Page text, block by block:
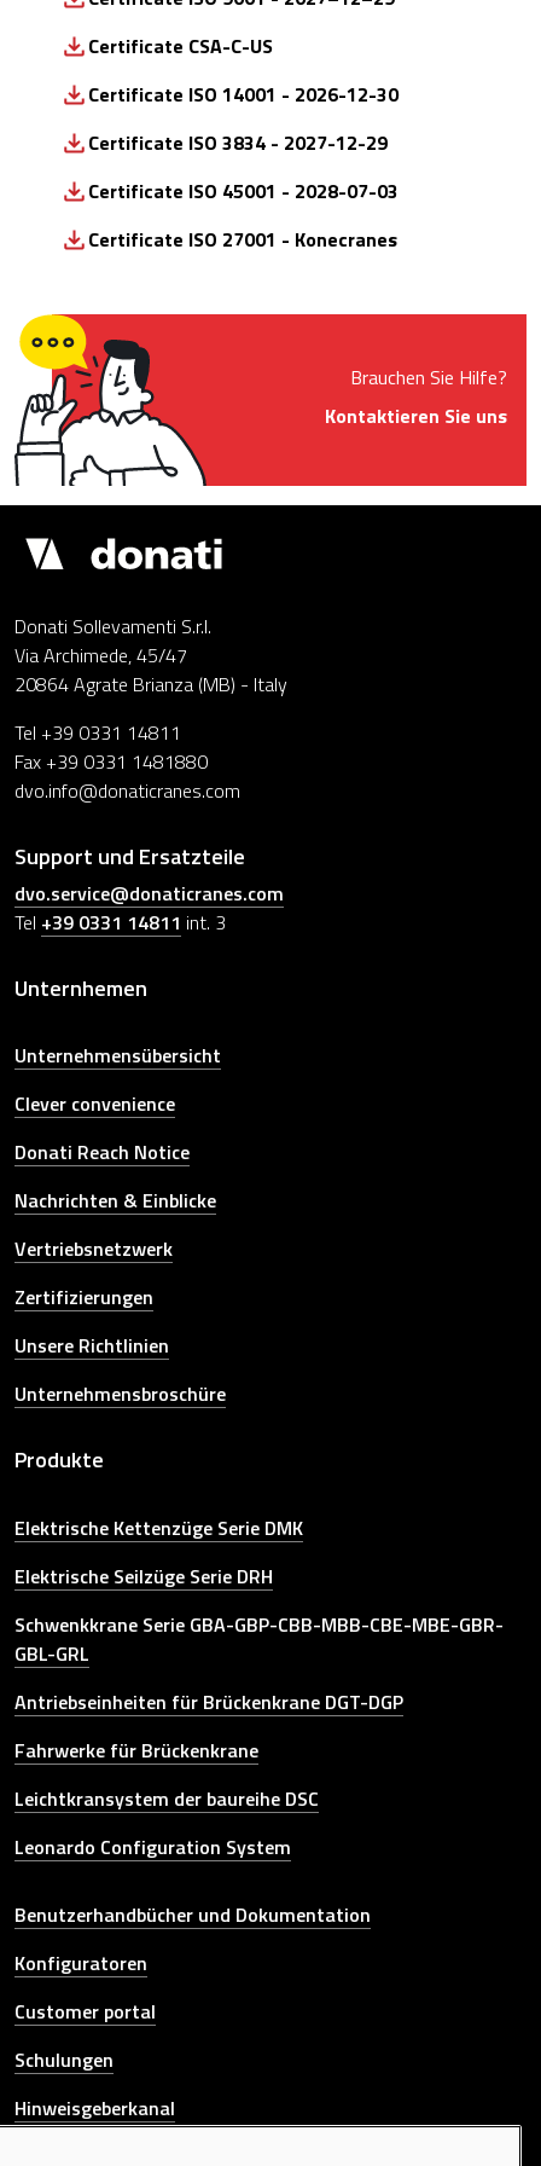
Certificate CSA-C-US
Certificate ISO 14001 - 2026-12-30
Certificate ISO 3834 - 2027-12-29
Certificate ISO 45001 - 2028-07-03
Certificate ISO 27001 - Konecranes
Brauchen Sie Hilfe?
Kontaktieren Sie uns
Demagcranes
Donati Sollevamenti S.r.l.
Via Archimede, 45/47
20864 Agrate Brianza (MB) - Italy
Tel +39 0331 14811
Fax +39 0331 1481880
dvo.info@donaticranes.com
Support und Ersatzteile
dvo.service@donaticranes.com
Tel +39 0331 14811 int. 3
Unternhemen
Unternehmensübersicht
Clever convenience
Donati Reach Notice
Nachrichten & Einblicke
Vertriebsnetzwerk
Zertifizierungen
Unsere Richtlinien
Unternehmensbroschüre
Produkte
Elektrische Kettenzüge Serie DMK
Elektrische Seilzüge Serie DRH
Schwenkkrane Serie GBA-GBP-CBB-MBB-CBE-MBE-GBR-
GBL-GRL
Antriebseinheiten für Brückenkrane DGT-DGP
Fahrwerke für Brückenkrane
Leichtkransystem der baureihe DSC
Leonardo Configuration System
Other link
Benutzerhandbücher und Dokumentation
Konfiguratoren
Customer portal
Schulungen
Hinweisgeberkanal